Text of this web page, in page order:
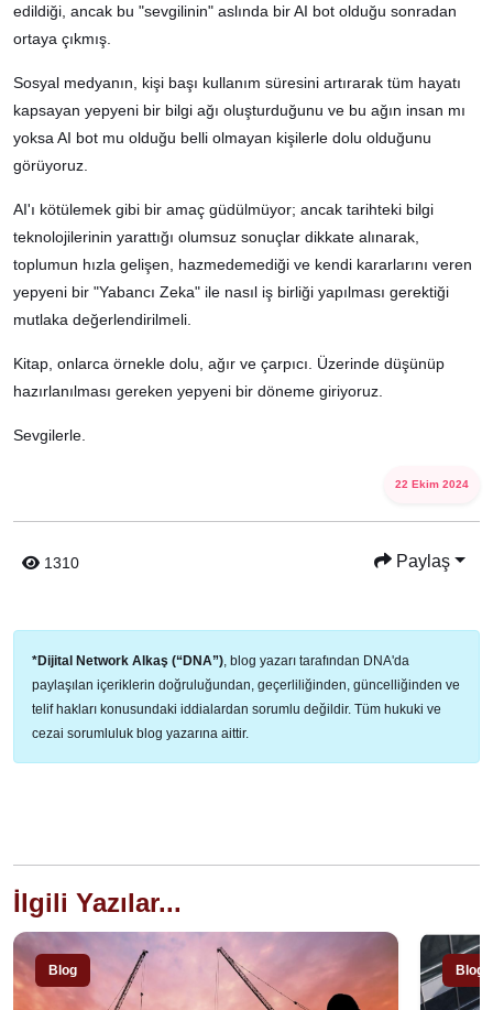
edildiği, ancak bu "sevgilinin" aslında bir AI bot olduğu sonradan
ortaya çıkmış.
Sosyal medyanın, kişi başı kullanım süresini artırarak tüm hayatı
kapsayan yepyeni bir bilgi ağı oluşturduğunu ve bu ağın insan mı
yoksa AI bot mu olduğu belli olmayan kişilerle dolu olduğunu
görüyoruz.
AI'ı kötülemek gibi bir amaç güdülmüyor; ancak tarihteki bilgi
teknolojilerinin yarattığı olumsuz sonuçlar dikkate alınarak,
toplumun hızla gelişen, hazmedemediği ve kendi kararlarını veren
yepyeni bir "Yabancı Zeka" ile nasıl iş birliği yapılması gerektiği
mutlaka değerlendirilmeli.
Kitap, onlarca örnekle dolu, ağır ve çarpıcı. Üzerinde düşünüp
hazırlanılması gereken yepyeni bir döneme giriyoruz.
Sevgilerle.
22 Ekim 2024
1310 Paylaş
*Dijital Network Alkaş (“DNA”), blog yazarı tarafından DNA'da
paylaşılan içeriklerin doğruluğundan, geçerliliğinden, güncelliğinden ve
telif hakları konusundaki iddialardan sorumlu değildir. Tüm hukuki ve
cezai sorumluluk blog yazarına aittir.
İlgili Yazılar...
Blog Blog